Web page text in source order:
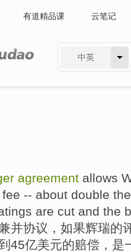
有道精品课 云笔记
中英
agreement allows
-- about double the
are cut and the
并协议 ， 如果辉瑞的
45亿美元的赔偿 ， 是